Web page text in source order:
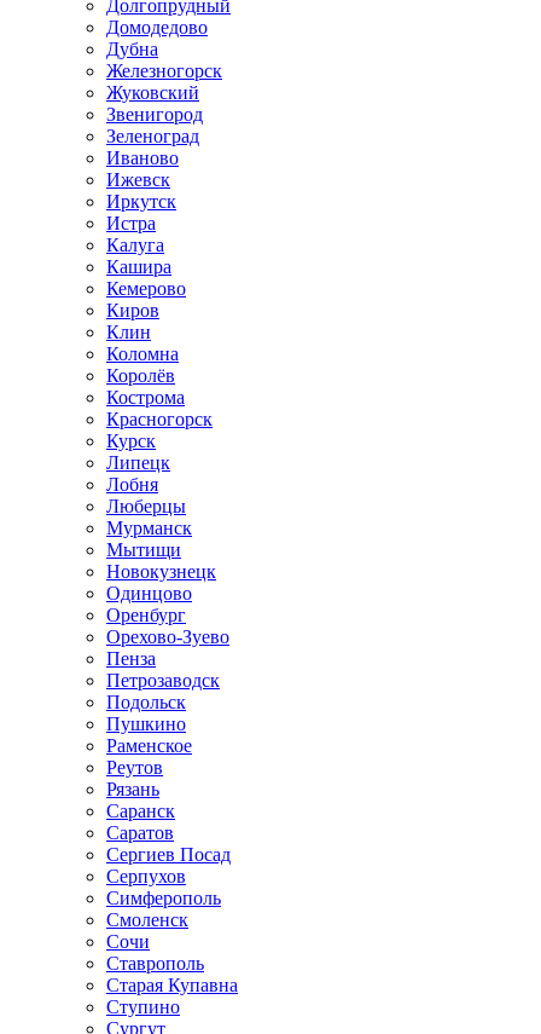
Долгопрудный
Домодедово
Дубна
Железногорск
Жуковский
Звенигород
Зеленоград
Иваново
Ижевск
Иркутск
Истра
Калуга
Кашира
Кемерово
Киров
Клин
Коломна
Королёв
Кострома
Красногорск
Курск
Липецк
Лобня
Люберцы
Мурманск
Мытищи
Новокузнецк
Одинцово
Оренбург
Орехово-Зуево
Пенза
Петрозаводск
Подольск
Пушкино
Раменское
Реутов
Рязань
Саранск
Саратов
Сергиев Посад
Серпухов
Симферополь
Смоленск
Сочи
Ставрополь
Старая Купавна
Ступино
Сургут